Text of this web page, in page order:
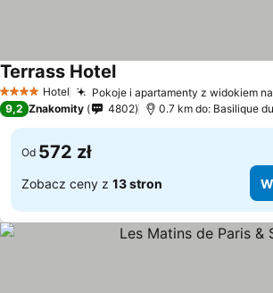
4 KategoriaHotel Pokoje i apartamenty z widokiem
Terrass Hotel
9,2 Znakomity 4802 0.7 km do: Basilique
Od 572 zł
Zobacz ceny z 13 stron